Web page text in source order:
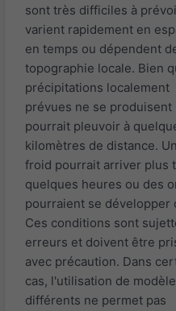
sont très difficiles à
varient rapidement en
en temps ou dépendent
topographie locale. Bien
précipitations localement
prévues ne se produisent
pourrait pleuvoir à
kilomètres de distance.
froid pourrait arriver plus
quelques heures ou des
pourraient se développer
Ces conditions sont
erreurs et doivent être
avec précaution. Dans
cas, l'utilisation de
différents ne permet pas